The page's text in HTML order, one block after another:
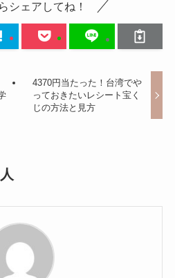
シェアしてね！
4370円当たった！台湾でや
っておきたいレシート宝く
じの方法と見方